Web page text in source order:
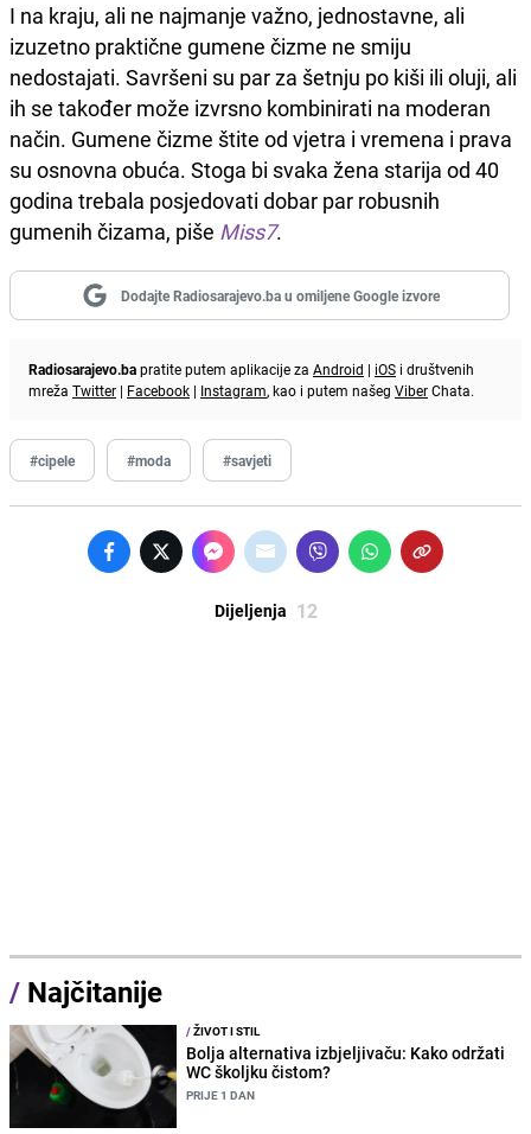
I na kraju, ali ne najmanje važno, jednostavne, ali
izuzetno praktične gumene čizme ne smiju
nedostajati. Savršeni su par za šetnju po kiši ili oluji, ali
ih se također može izvrsno kombinirati na moderan
način. Gumene čizme štite od vjetra i vremena i prava
su osnovna obuća. Stoga bi svaka žena starija od 40
godina trebala posjedovati dobar par robusnih
gumenih čizama, piše Miss7.
Dodajte Radiosarajevo.ba u omiljene Google izvore
Radiosarajevo.bapratite putem aplikacije za Android | iOS i društvenih
mreža Twitter | Facebook | Instagram, kao i putem našeg ViberChata.
#cipele #moda #savjeti
Dijeljenja 12
/ Najčitanije
/ŽIVOT I STIL
Bolja alternativa izbjeljivaču: Kako održati
WC školjku čistom?
PRIJE 1 DAN